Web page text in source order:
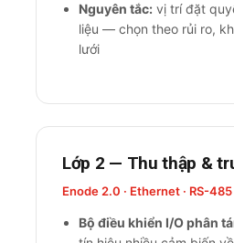
Nguyên tắc: vị trí đặt
liệu — chọn theo rủi ro,
lưới
Lớp 2 — Thu thập &
Enode 2.0 · Ethernet · RS-485
Bộ điều khiển I/O phân